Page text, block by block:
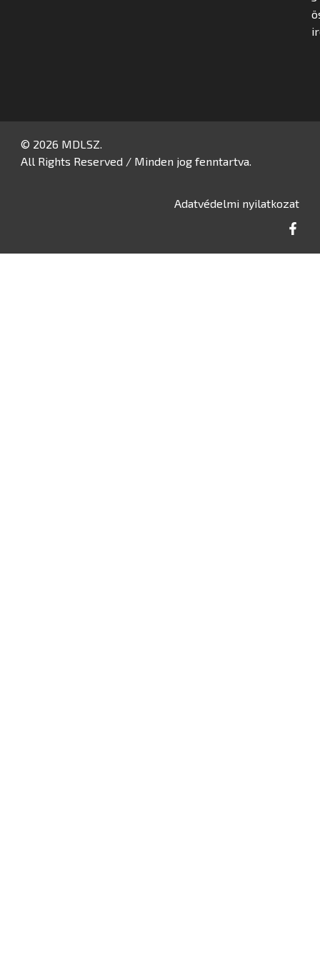
© 2026 MDLSZ.
All Rights Reserved / Minden jog fenntartva.
Adatvédelmi nyilatkozat